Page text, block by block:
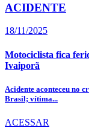
ACIDENTE
18/11/2025
Motociclista fica
Ivaiporã
Acidente aconteceu no
Brasil; vítima...
ACESSAR